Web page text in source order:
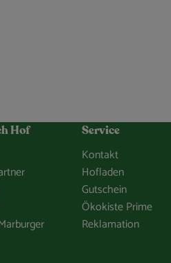
Hof Service
Kontakt
Hofladen
Gutschein
Ökokiste Prime
Reklamation